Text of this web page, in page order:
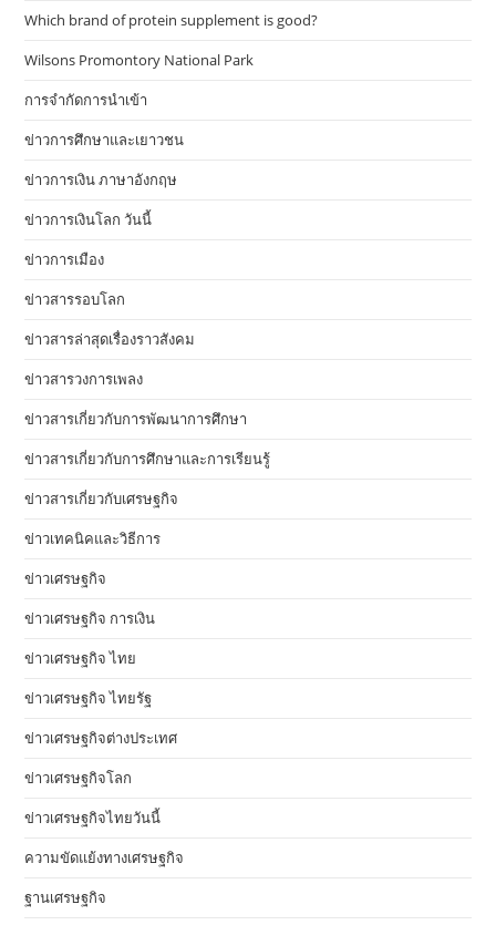
Which brand of protein supplement is good?
Wilsons Promontory National Park
การจำกัดการนำเข้า
ข่าวการศึกษาและเยาวชน
ข่าวการเงิน ภาษาอังกฤษ
ข่าวการเงินโลก วันนี้
ข่าวการเมือง
ข่าวสารรอบโลก
ข่าวสารล่าสุดเรื่องราวสังคม
ข่าวสารวงการเพลง
ข่าวสารเกี่ยวกับการพัฒนาการศึกษา
ข่าวสารเกี่ยวกับการศึกษาและการเรียนรู้
ข่าวสารเกี่ยวกับเศรษฐกิจ
ข่าวเทคนิคและวิธีการ
ข่าวเศรษฐกิจ
ข่าวเศรษฐกิจ การเงิน
ข่าวเศรษฐกิจ ไทย
ข่าวเศรษฐกิจ ไทยรัฐ
ข่าวเศรษฐกิจต่างประเทศ
ข่าวเศรษฐกิจโลก
ข่าวเศรษฐกิจไทยวันนี้
ความขัดแย้งทางเศรษฐกิจ
ฐานเศรษฐกิจ